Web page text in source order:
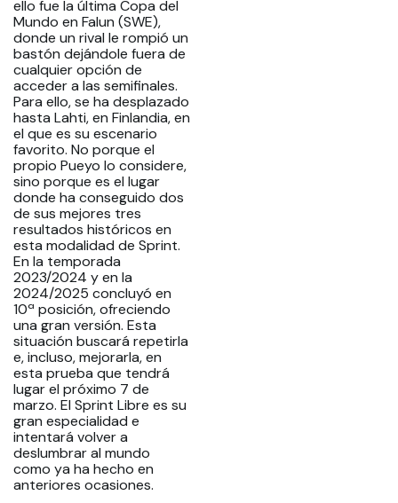
ello fue la última Copa del
Mundo en Falun (SWE),
donde un rival le rompió un
bastón dejándole fuera de
cualquier opción de
acceder a las semifinales.
Para ello, se ha desplazado
hasta Lahti, en Finlandia, en
el que es su escenario
favorito. No porque el
propio Pueyo lo considere,
sino porque es el lugar
donde ha conseguido dos
de sus mejores tres
resultados históricos en
esta modalidad de Sprint.
En la temporada
2023/2024 y en la
2024/2025 concluyó en
10ª posición, ofreciendo
una gran versión. Esta
situación buscará repetirla
e, incluso, mejorarla, en
esta prueba que tendrá
lugar el próximo 7 de
marzo. El Sprint Libre es su
gran especialidad e
intentará volver a
deslumbrar al mundo
como ya ha hecho en
anteriores ocasiones.